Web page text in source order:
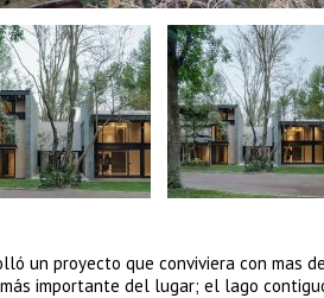
un proyecto que conviviera con mas
importante del lugar; el lago